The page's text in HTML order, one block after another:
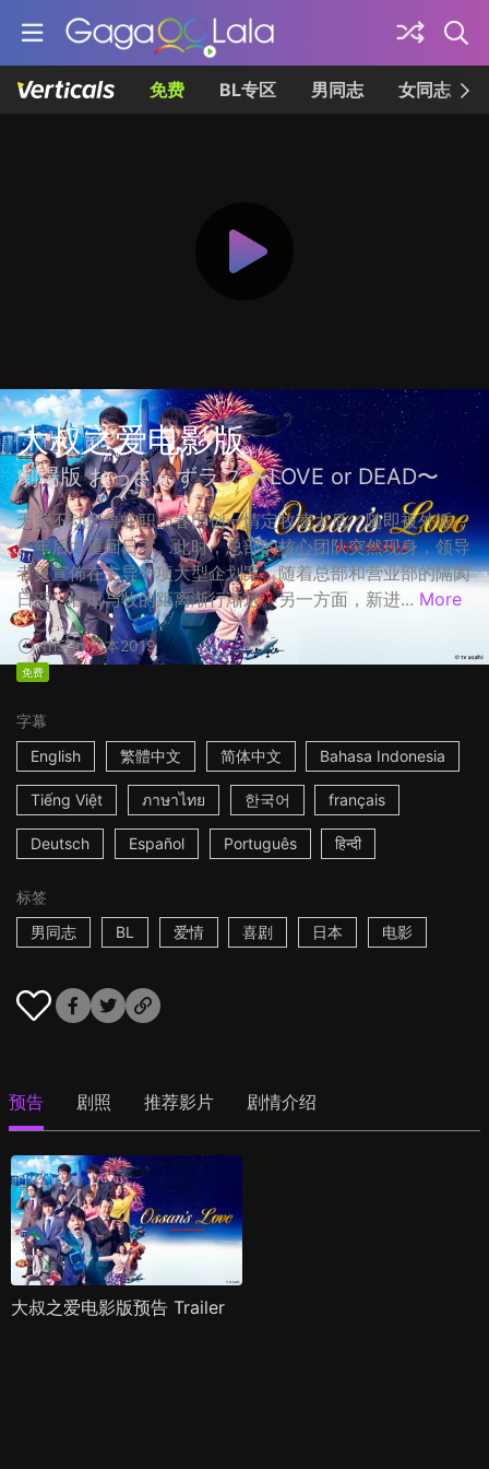
免费 BL专区 男同志 女同志
大叔之爱电影版
劇場版 おっさんずラブ 〜LOVE or DEAD〜
天空不动产鲁蛇职员春田创一情定牧凌太后，随即被外派，
一年后才重回日本。此时，总部的核心团队突然现身，领导
者更宣佈在主导一项大型企划案，随着总部和营业部的隔阂
日深，春田与牧的距离渐行渐远。另一方面，新进... More
1h53m日本2019
免费
字幕
English
繁體中文 简体中文 Bahasa Indonesia
Tiếng Việt ภาษาไทย 한국어 français
Deutsch Español Português हिन्दी
标签
男同志
BL 爱情 喜剧 日本 电影
预告 剧照 推荐影片 剧情介绍
大叔之爱电影版预告 Trailer